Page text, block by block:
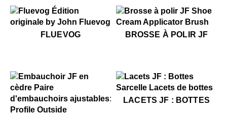
FluevogFLUEVOG Brosse à polir JF
BROSSE À POLIR JF
Lacets JF : Bottes
LACETS JF : BOTTES